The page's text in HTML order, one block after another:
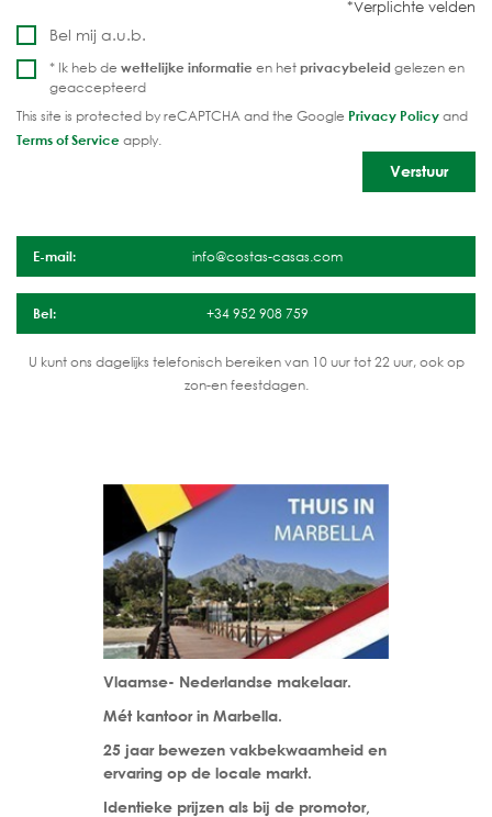
Bel mij a.u.b.
* Ik heb de wettelijke informatie en hetprivacybeleid gelezen en
geaccepteerd
This site is protected by reCAPTCHA and the Google Privacy Policyand
Terms of Serviceapply.
E-mail: info@costas-casas.com
Bel: +34 952 908 759
U kunt ons dagelijks telefonisch bereiken van 10 uur tot 22 uur, ook op
zon-en feestdagen.
Vlaamse- Nederlandse makelaar.
Mét kantoor in Marbella.
25 jaar bewezen vakbekwaamheid en
ervaring op de locale markt.
Identieke prijzen als bij de promotor,